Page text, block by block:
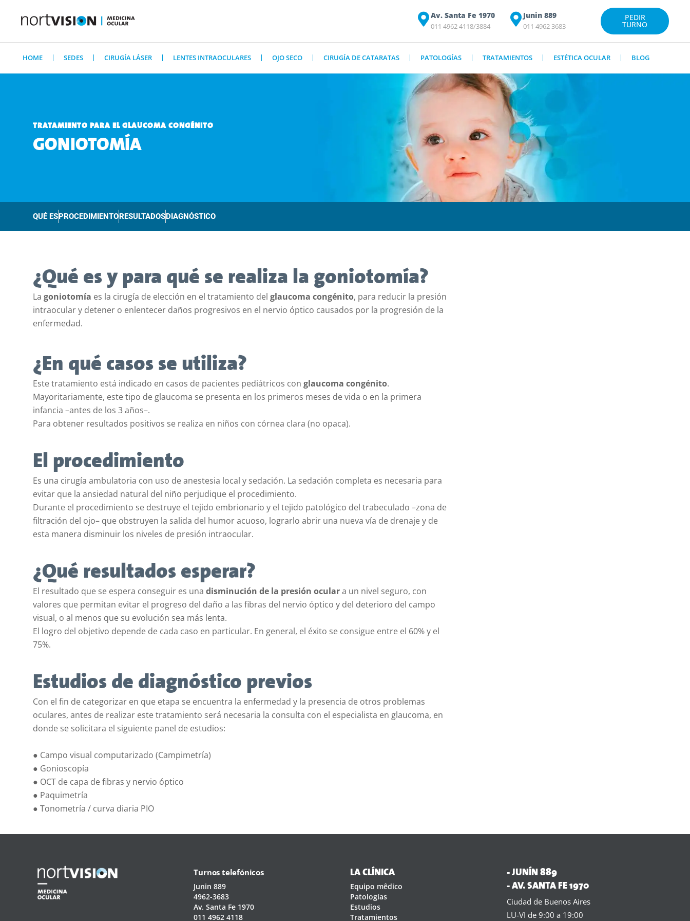
Av. Santa Fe 1970
011 4962 4118/3884
Junin 889
011 4962 3683
PEDIR
TURNO
HOME SEDES CIRUGÍA LÁSER LENTES INTRAOCULARES OJO SECO CIRUGÍA DE CATARATAS PATOLOGÍAS TRATAMIENTOS ESTÉTICA OCULAR BLOG
TRATAMIENTO PARA EL GLAUCOMA CONGÉNITO
GONIOTOMÍA
QUÉ ESPROCEDIMIENTORESULTADOSDIAGNÓSTICO
¿Qué es y para qué se realiza la goniotomía?
La goniotomía es la cirugía de elección en el tratamiento del glaucoma congénito, para reducir la presión
intraocular y detener o enlentecer daños progresivos en el nervio óptico causados por la progresión de la
enfermedad.
¿En qué casos se utiliza?
Este tratamiento está indicado en casos de pacientes pediátricos con glaucoma congénito.
Mayoritariamente, este tipo de glaucoma se presenta en los primeros meses de vida o en la primera
infancia –antes de los 3 años–.
Para obtener resultados positivos se realiza en niños con córnea clara (no opaca).
El procedimiento
Es una cirugía ambulatoria con uso de anestesia local y sedación. La sedación completa es necesaria para
evitar que la ansiedad natural del niño perjudique el procedimiento.
Durante el procedimiento se destruye el tejido embrionario y el tejido patológico del trabeculado –zona de
filtración del ojo– que obstruyen la salida del humor acuoso, lograrlo abrir una nueva vía de drenaje y de
esta manera disminuir los niveles de presión intraocular.
¿Qué resultados esperar?
El resultado que se espera conseguir es una disminución de la presión oculara un nivel seguro, con
valores que permitan evitar el progreso del daño a las fibras del nervio óptico y del deterioro del campo
visual, o al menos que su evolución sea más lenta.
El logro del objetivo depende de cada caso en particular. En general, el éxito se consigue entre el 60% y el
75%.
Estudios de diagnóstico previos
Con el fin de categorizar en que etapa se encuentra la enfermedad y la presencia de otros problemas
oculares, antes de realizar este tratamiento será necesaria la consulta con el especialista en glaucoma, en
donde se solicitara el siguiente panel de estudios:
● Campo visual computarizado (Campimetría)
● Gonioscopía
● OCT de capa de fibras y nervio óptico
● Paquimetría
● Tonometría / curva diaria PIO
Turnos telefónicos
Junin 889
4962-3683
Av. Santa Fe 1970
011 4962 4118
LA CLÍNICA
Equipo mêdico
Patologías
Estudios
Tratamientos
- JUNÍN 889
- AV. SANTA FE 1970
Ciudad de Buenos Aires
LU-VI de 9:00 a 19:00